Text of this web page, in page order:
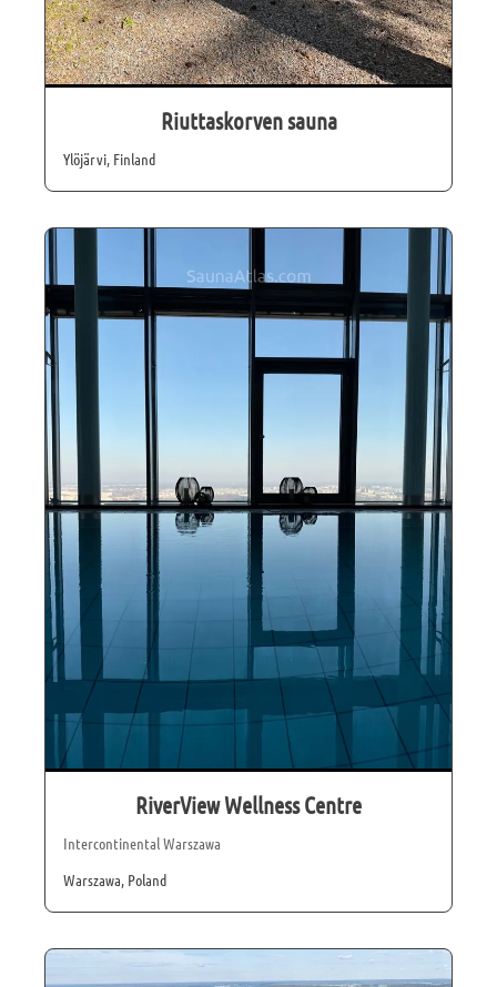
Riuttaskorven sauna
Ylöjärvi, Finland
RiverView Wellness Centre
Intercontinental Warszawa
Warszawa, Poland